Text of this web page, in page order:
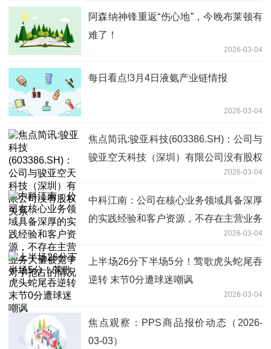
阿森纳神锋重返“伤心地”，今晚布莱顿有
难了！
2026-03-04
每日看点!3月4日液氨产业链情报
2026-03-04
焦点简讯:骏亚科技(603386.SH)：公司与
骏亚空天科技（深圳）有限公司没有股权
2026-03-04
中科江南：公司在核心业务领域具备深厚
的实践经验和客户资源，不存在主营业务
2026-03-04
上半场26分下半场5分！莺歌虎头蛇尾吞
逆转 末节0分遭球迷嘲讽
2026-03-04
焦点观察：PPS商品报价动态（2026-
03-03）